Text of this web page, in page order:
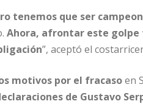
tenemos que ser
Ahora, afrontar este golpe
”, aceptó el
motivos por el fracasoen
de Gustavo